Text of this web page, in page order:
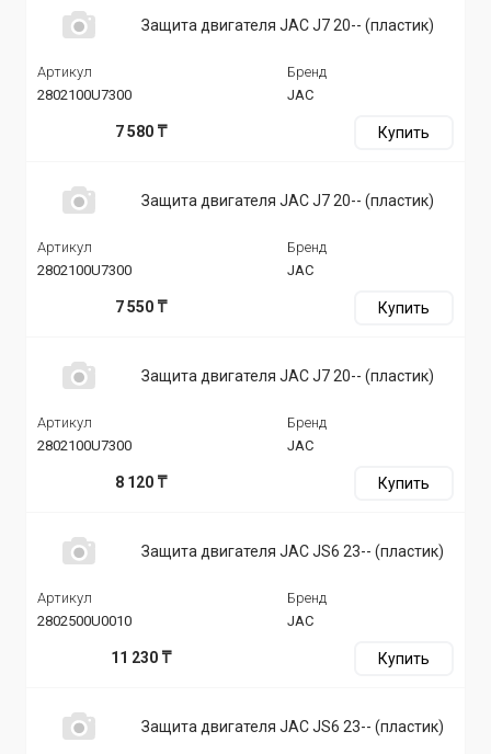
Защита двигателя JAC J7 20-- (пластик)
Артикул
2802100U7300
Бренд
JAC
7 580 ₸ Купить
Защита двигателя JAC J7 20-- (пластик)
Артикул
2802100U7300
Бренд
JAC
7 550 ₸ Купить
Защита двигателя JAC J7 20-- (пластик)
Артикул
2802100U7300
Бренд
JAC
8 120 ₸ Купить
Защита двигателя JAC JS6 23-- (пластик)
Артикул
2802500U0010
Бренд
JAC
11 230 ₸ Купить
Защита двигателя JAC JS6 23-- (пластик)